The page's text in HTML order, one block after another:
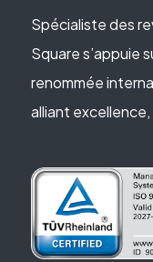
Spécialiste des
Square s’appuie
renommée
alliant